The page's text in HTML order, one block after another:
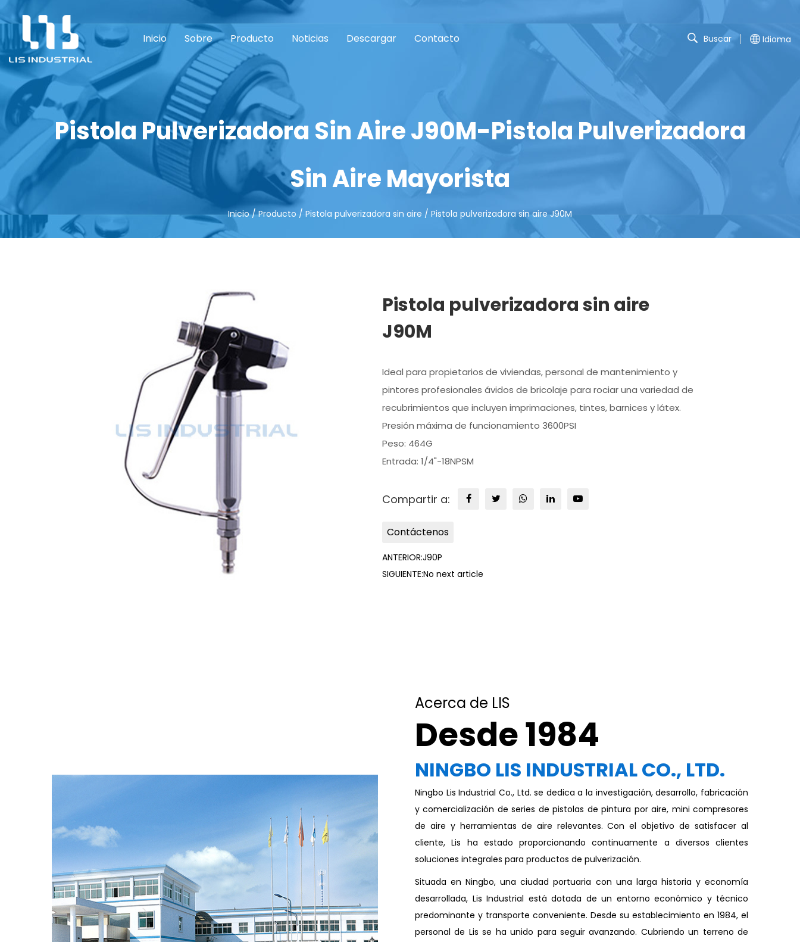
Inicio Sobre Producto Noticias Descargar Contacto Buscar Idioma
Pistola Pulverizadora Sin Aire J90M-Pistola Pulverizadora
Sin Aire Mayorista
Inicio/Producto / Pistola pulverizadora sin aire / Pistola pulverizadora sin aire J90M
Pistola pulverizadora sin aire
J90M
Ideal para propietarios de viviendas, personal de mantenimiento y
pintores profesionales ávidos de bricolaje para rociar una variedad de
recubrimientos que incluyen imprimaciones, tintes, barnices y látex.
Presión máxima de funcionamiento 3600PSI
Peso: 464G
Entrada: 1/4"-18NPSM
Compartir a:
Contáctenos
ANTERIOR:J90P
SIGUIENTE:No next article
Acerca de LIS
Desde 1984
NINGBO LIS INDUSTRIAL CO., LTD.
Ningbo Lis Industrial Co., Ltd. se dedica a la investigación, desarrollo, fabricación
y comercialización de series de pistolas de pintura por aire, mini compresores
de aire y herramientas de aire relevantes. Con el objetivo de satisfacer al
cliente, Lis ha estado proporcionando continuamente a diversos clientes
soluciones integrales para productos de pulverización.
Situada en Ningbo, una ciudad portuaria con una larga historia y economía
desarrollada, Lis Industrial está dotada de un entorno económico y técnico
predominante y transporte conveniente. Desde su establecimiento en 1984, el
personal de Lis se ha unido para seguir avanzando. Cubriendo un terreno de